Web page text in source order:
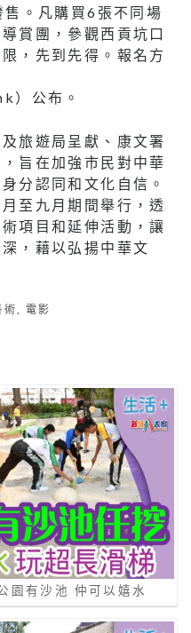
。凡購買6張不同場
賞團，參觀西貢坑口
，先到先得。報名方
）公布。
旅遊局呈獻、康文署
旨在加強市民對中華
分認同和文化自信。
至九月期間舉行，透
項目和延伸活動，讓
，藉以弘揚中華文
術 電影
園有沙池 仲可以嬉水